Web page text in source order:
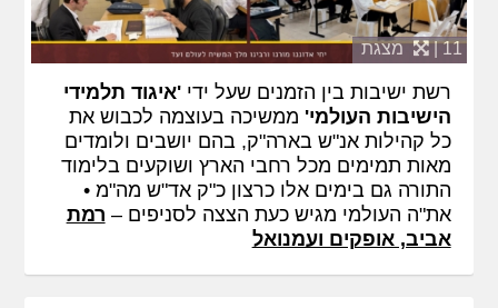
11 | מצגת
רשת ישיבות בין הזמנים שעל ידי'איגוד תלמידי
הישיבות העולמי' ממשיכה בעוצמה לכבוש את
כל קהילות אנ"ש בארה"ק, בהם יושבים ולומדים
מאות תמימים מכל רחבי הארץ ושוקעים בלימוד
התורה גם בימים אלו כרצון כ"ק אד"ש מה"מ •
את"ה העולמי מגיש כעת הצצה לסניפים – רמת
אביב, אופקים ועמנואל